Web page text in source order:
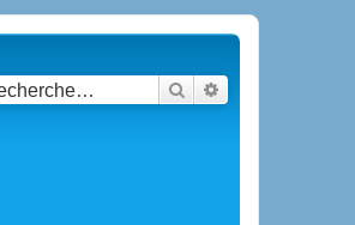
Rechercher